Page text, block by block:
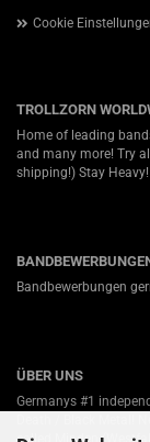
Cookie
TROLLZORN
Home of leading
and many more! Try
shipping!) Stay Heavy!
Bandbewerbungen
ÜBER UNS
Germanys #1
called Minden